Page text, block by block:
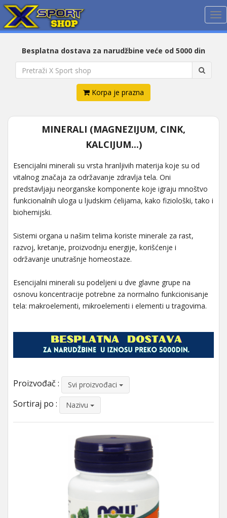
Besplatna dostava za narudžbine veće od 5000 din
Korpa je prazna
MINERALI (MAGNEZIJUM, CINK,
KALCIJUM...)
Esencijalni minerali su vrsta hranljivih materija koje su od
vitalnog značaja za održavanje zdravlja tela. Oni
predstavljaju neorganske komponente koje igraju mnoštvo
funkcionalnih uloga u ljudskim ćelijama, kako fiziološki, tako i
biohemijski.
Sistemi organa u našim telima koriste minerale za rast,
razvoj, kretanje, proizvodnju energije, korišćenje i
održavanje unutrašnje homeostaze.
Esencijalni minerali su podeljeni u dve glavne grupe na
osnovu koncentracije potrebne za normalno funkcionisanje
tela: makroelementi, mikroelementi i elementi u tragovima.
Proizvođač : Svi proizvođaci
Sortiraj po : Nazivu